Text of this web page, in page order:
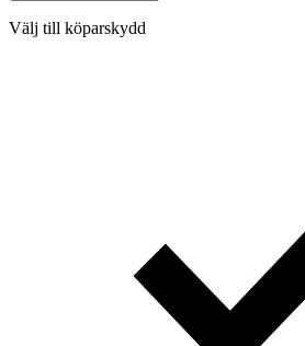
Välj till köparskydd